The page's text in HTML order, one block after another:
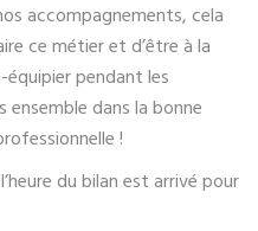
accompagnements, cela
ce métier et d’être à la
pendant les
ensemble dans la bonne
!
du bilan est arrivé pour